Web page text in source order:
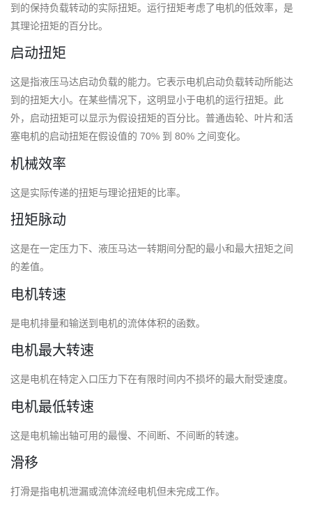
到的保持负载转动的实际扭矩。 运行扭矩考虑了电机的低效率，是
其理论扭矩的百分比。
启动扭矩
这是指液压马达启动负载的能力。 它表示电机启动负载转动所能达
到的扭矩大小。 在某些情况下，这明显小于电机的运行扭矩。 此
外，启动扭矩可以显示为假设扭矩的百分比。 普通齿轮、叶片和活
塞电机的启动扭矩在假设值的 70% 到 80% 之间变化。
机械效率
这是实际传递的扭矩与理论扭矩的比率。
扭矩脉动
这是在一定压力下、液压马达一转期间分配的最小和最大扭矩之间
的差值。
电机转速
是电机排量和输送到电机的流体体积的函数。
电机最大转速
这是电机在特定入口压力下在有限时间内不损坏的最大耐受速度。
电机最低转速
这是电机输出轴可用的最慢、不间断、不间断的转速。
滑移
打滑是指电机泄漏或流体流经电机但未完成工作。